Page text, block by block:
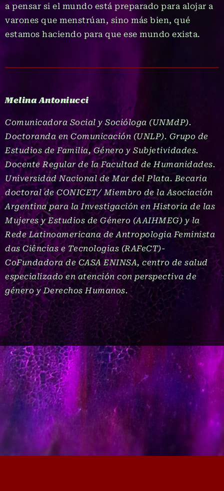
a pensar si el mundo está preparado para alojar a
varones que menstrúan, sino más bien, qué
estamos haciendo para que ese mundo exista.
Melina Antoniucci
Comunicadora Social y Socióloga (UNMdP).
Doctoranda en Comunicación (UNLP). Grupo de
Estudios de Familia, Género y Subjetividades.
Docente Regular de la Facultad de Humanidades.
Universidad Nacional de Mar del Plata. Becaria
doctoral de CONICET/ Miembro de la Asociación
Argentina para la Investigación en Historia de las
Mujeres y Estudios de Género (AAIHMEG) y la
Rede Latinoamericana de Antropologia Feminista
das Ciências e Tecnologias (RAFeCT)-
CoFundadora de CASA ENINSA, centro de salud
especializado en atención con perspectiva de
género y Derechos Humanos.